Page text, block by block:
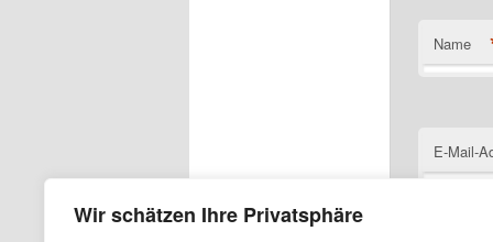
Wir schätzen Ihre Privatsphäre
Name
E-Mail-